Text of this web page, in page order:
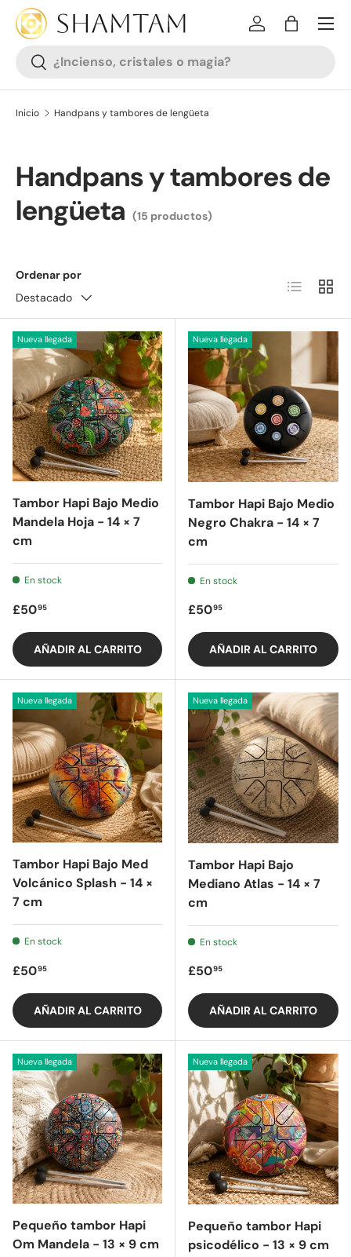
SALTAR AL CONTENIDO
Buscar
Buscar
Iniciar sesión
Bolsa
Inicio Handpans y tambores de lengüeta
Handpans y tambores de
lengüeta (15 productos)
Ordenar por
Destacado
Lista
Nueva llegada
Tambor Hapi Bajo Medio
Mandela Hoja - 14 × 7
cm
En stock
Precio regular
£5095
AÑADIR AL CARRITO
Nueva llegada
Tambor Hapi Bajo Medio
Negro Chakra - 14 × 7
cm
En stock
Precio regular
£5095
AÑADIR AL CARRITO
Nueva llegada
Tambor Hapi Bajo Med
Volcánico Splash - 14 ×
7 cm
En stock
Precio regular
£5095
AÑADIR AL CARRITO
Nueva llegada
Tambor Hapi Bajo
Mediano Atlas - 14 × 7
cm
En stock
Precio regular
£5095
AÑADIR AL CARRITO
Nueva llegada
Pequeño tambor Hapi
Om Mandela - 13 × 9 cm
Nueva llegada
Pequeño tambor Hapi
psicodélico - 13 × 9 cm